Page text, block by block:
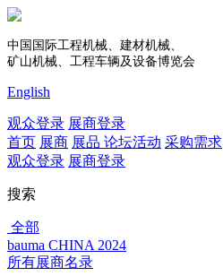
中国国际工程机械、建材机械、
矿山机械、工程车辆及设备博览会
English
观众登录 展商登录
首页 展商 展品 论坛活动 采购需求
观众登录 展商登录
搜索
全部
bauma CHINA 2024
所有展商名录